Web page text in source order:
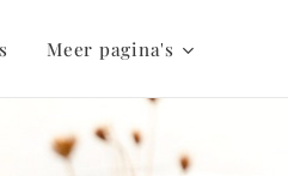
Meer pagina's